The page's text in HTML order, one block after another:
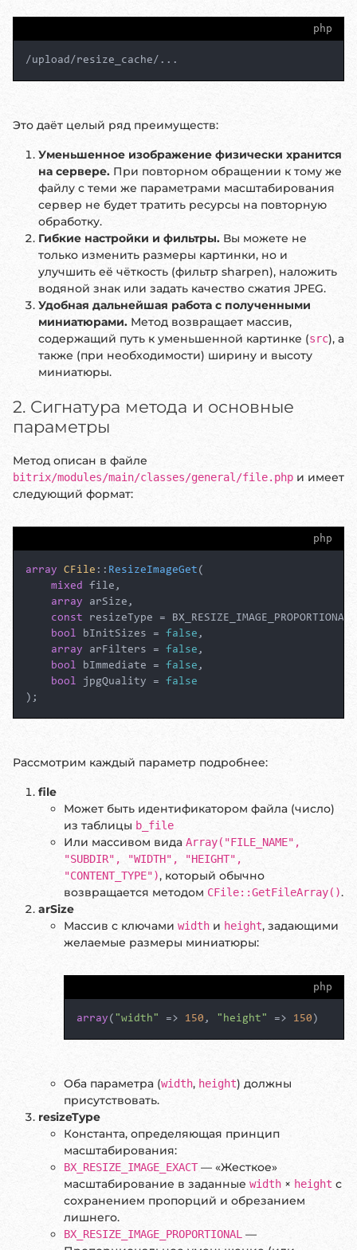
php
/upload/resize_cache/...
Это даёт целый ряд преимуществ:
Уменьшенное изображение физически хранится
на сервере. При повторном обращении к тому же
файлу с теми же параметрами масштабирования
сервер не будет тратить ресурсы на повторную
обработку.
Гибкие настройки и фильтры. Вы можете не
только изменить размеры картинки, но и
улучшить её чёткость (фильтр sharpen), наложить
водяной знак или задать качество сжатия JPEG.
Удобная дальнейшая работа с полученными
миниатюрами. Метод возвращает массив,
содержащий путь к уменьшенной картинке (src), а
также (при необходимости) ширину и высоту
миниатюры.
2. Сигнатура метода и основные
параметры
Метод описан в файле
bitrix/modules/main/classes/general/file.php и имеет
следующий формат:
php
array CFile :: ResizeImageGet (
mixed file,
array arSize,
const resizeType = BX_RESIZE_IMAGE_PROPORTIONAL,
bool bInitSizes = false ,
array arFilters = false ,
bool bImmediate = false ,
bool jpgQuality = false
);
Рассмотрим каждый параметр подробнее:
file
Может быть идентификатором файла (число)
из таблицы b_file
Или массивом вида Array("FILE_NAME",
"SUBDIR", "WIDTH", "HEIGHT",
"CONTENT_TYPE"), который обычно
возвращается методом CFile::GetFileArray().
arSize
Массив с ключами width и height, задающими
желаемые размеры миниатюры:
php
array ( "width" => 150 , "height" => 150 )
Оба параметра (width, height) должны
присутствовать.
resizeType
Константа, определяющая принцип
масштабирования:
BX_RESIZE_IMAGE_EXACT— «Жесткое»
масштабирование в заданные width × height с
сохранением пропорций и обрезанием
лишнего.
BX_RESIZE_IMAGE_PROPORTIONAL —